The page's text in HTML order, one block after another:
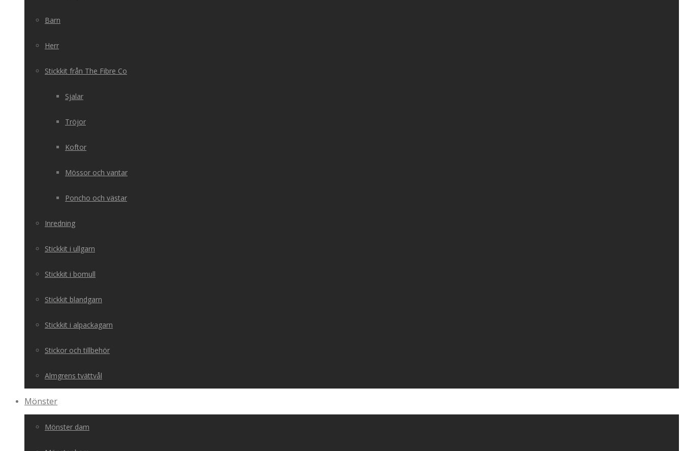
Barn
Herr
Stickkit från The Fibre Co
Sjalar
Tröjor
Koftor
Mössor och vantar
Poncho och västar
Inredning
Stickkit i ullgarn
Stickkit i bomull
Stickkit blandgarn
Stickkit i alpackagarn
Stickor och tillbehör
Almgrens tvättvål
Mönster
Mönster dam